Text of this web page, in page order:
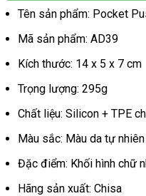
Giả
Moore
Cao
Cấp
Đẹp
Giá
Tên sản phẩm: Pocket
Mã sản phẩm: AD39
Kích thước: 14 x 5 x 7 cm
Trọng lượng: 295g
Chất liệu: Silicon + TPE
Màu sắc: Màu da tự nhiên
Đặc điểm: Khối hình chữ
Hãng sản xuất: Chisa